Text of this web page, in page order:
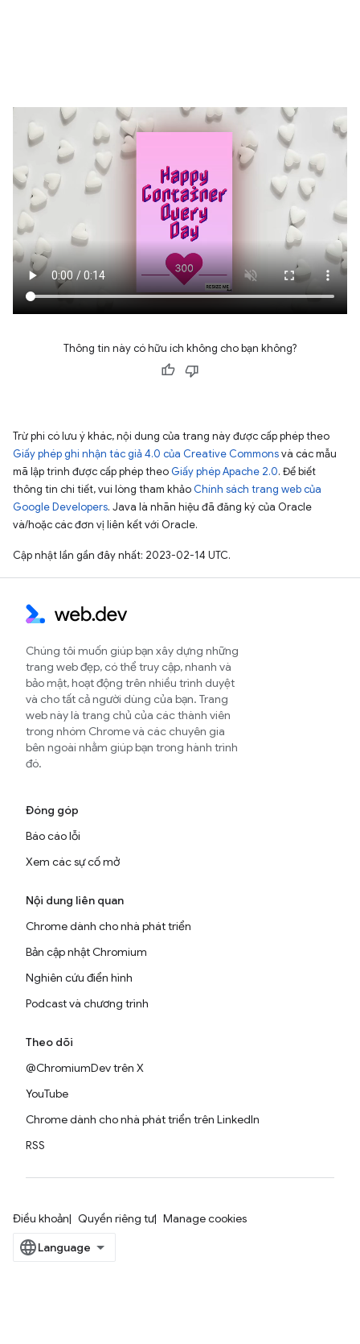
Thông tin này có hữu ích không cho bạn không?
Trừ phi có lưu ý khác, nội dung của trang này được cấp phép theo
Giấy phép ghi nhận tác giả 4.0 của Creative Commonsvà các mẫu
mã lập trình được cấp phép theo Giấy phép Apache 2.0. Để biết
thông tin chi tiết, vui lòng tham khảo Chính sách trang web của
Google Developers. Java là nhãn hiệu đã đăng ký của Oracle
và/hoặc các đơn vị liên kết với Oracle.
Cập nhật lần gần đây nhất: 2023-02-14 UTC.
Chúng tôi muốn giúp bạn xây dựng những
trang web đẹp, có thể truy cập, nhanh và
bảo mật, hoạt động trên nhiều trình duyệt
và cho tất cả người dùng của bạn. Trang
web này là trang chủ của các thành viên
trong nhóm Chrome và các chuyên gia
bên ngoài nhằm giúp bạn trong hành trình
đó.
Đóng góp
Báo cáo lỗi
Xem các sự cố mở
Nội dung liên quan
Chrome dành cho nhà phát triển
Bản cập nhật Chromium
Nghiên cứu điển hình
Podcast và chương trình
Theo dõi
@ChromiumDev trên X
YouTube
Chrome dành cho nhà phát triển trên LinkedIn
RSS
Điều khoản Quyền riêng tư Manage cookies